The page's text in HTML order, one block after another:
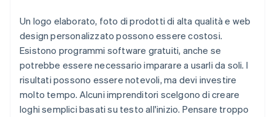
Un logo elaborato, foto di prodotti di alta qualità e web
design personalizzato possono essere costosi.
Esistono programmi software gratuiti, anche se
potrebbe essere necessario imparare a usarli da soli. I
risultati possono essere notevoli, ma devi investire
molto tempo. Alcuni imprenditori scelgono di creare
loghi semplici basati su testo all'inizio. Pensare troppo